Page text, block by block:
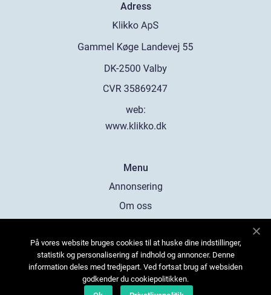
Adress
web:
www.klikko.dk
Menu
Annonsering
Om oss
Kontakta oss
Sitemap
På vores website bruges cookies til at huske dine indstillinger,
statistik og personalisering af indhold og annoncer. Denne
information deles med tredjepart. Ved fortsat brug af websiden
godkender du cookiepolitikken.